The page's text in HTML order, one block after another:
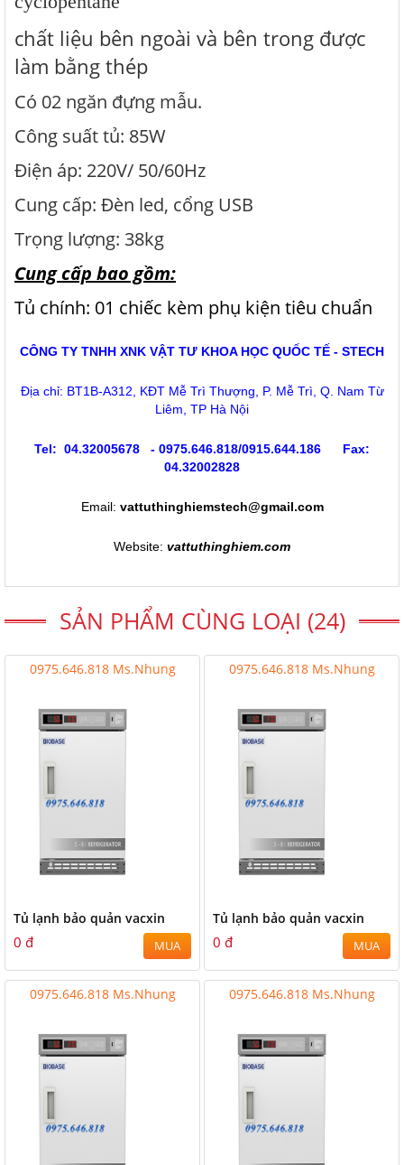
chất liệu bên ngoài và bên trong được
làm bằng thép
Có 02 ngăn đựng mẫu.
Công suất tủ: 85W
Điện áp: 220V/ 50/60Hz
Cung cấp: Đèn led, cổng USB
Trọng lượng: 38kg
Cung cấp bao gồm:
Tủ chính: 01 chiếc kèm phụ kiện tiêu chuẩn
CÔNG TY TNHH XNK VẬT TƯ KHOA HỌC QUỐC TẾ - STECH
Địa chỉ: BT1B-A312, KĐT Mễ Trì Thượng, P. Mễ Trì, Q. Nam Từ
Liêm, TP Hà Nội
Tel: 04.32005678 - 0975.646.818/0915.644.186 Fax:
04.32002828
Email: vattuthinghiemstech@gmail.com
Website: vattuthinghiem.com
SẢN PHẨM CÙNG LOẠI (24)
0975.646.818 Ms.Nhung
Tủ lạnh bảo quản vacxin
0 đ MUA
0975.646.818 Ms.Nhung
Tủ lạnh bảo quản vacxin
0 đ MUA
0975.646.818 Ms.Nhung 0975.646.818 Ms.Nhung